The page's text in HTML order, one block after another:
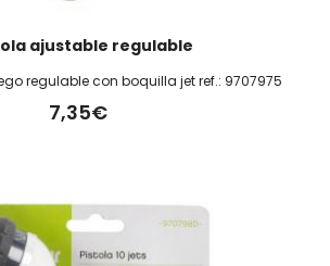
ajustable regulable
regulable con boquilla jet ref.: 9707975
7,35€